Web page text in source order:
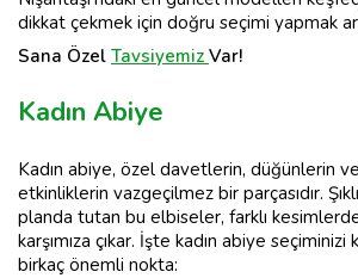
dikkat çekmek için doğru seçimi yapmak
Sana Özel Tavsiyemiz Var!
Kadın Abiye
Kadın abiye, özel davetlerin, düğünlerin
etkinliklerin vazgeçilmez bir parçasıdır.
planda tutan bu elbiseler, farklı
karşımıza çıkar. İşte kadın abiye seçiminizi
birkaç önemli nokta: